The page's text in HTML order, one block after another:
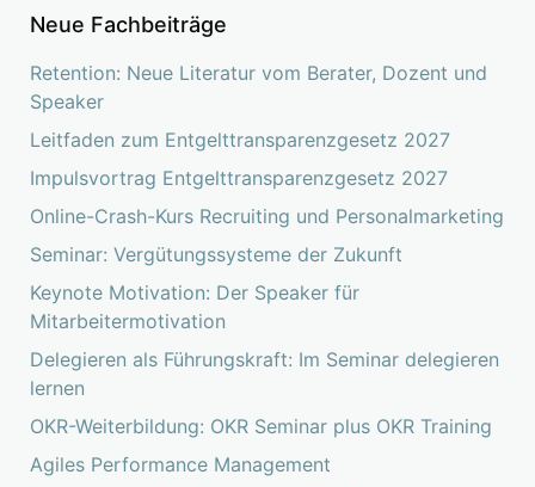
Neue Fachbeiträge
Retention: Neue Literatur vom Berater, Dozent und
Speaker
Leitfaden zum Entgelttransparenzgesetz 2027
Impulsvortrag Entgelttransparenzgesetz 2027
Online-Crash-Kurs Recruiting und Personalmarketing
Seminar: Vergütungssysteme der Zukunft
Keynote Motivation: Der Speaker für
Mitarbeitermotivation
Delegieren als Führungskraft: Im Seminar delegieren
lernen
OKR-Weiterbildung: OKR Seminar plus OKR Training
Agiles Performance Management